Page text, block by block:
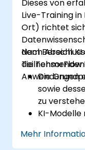
Dieses von
Live-Training
Ort) richtet
dem Bereich
die
Anwendungen
Nach
Teilnehmenden
Die
sowie
zu
KI-Modelle
Mehr